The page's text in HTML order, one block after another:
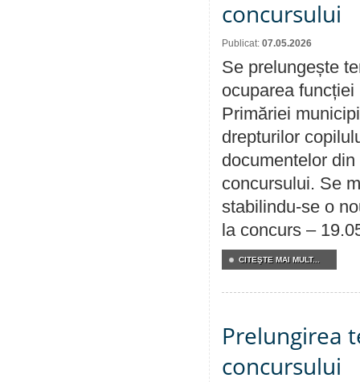
concursului
Publicat: 07.05.2026
Se prelungește
ocuparea
Primăriei
drepturilor
documentelor
concursului. Se
stabilindu-se o
la concurs –
CITEŞTE MAI MULT...
Prelungirea
concursului